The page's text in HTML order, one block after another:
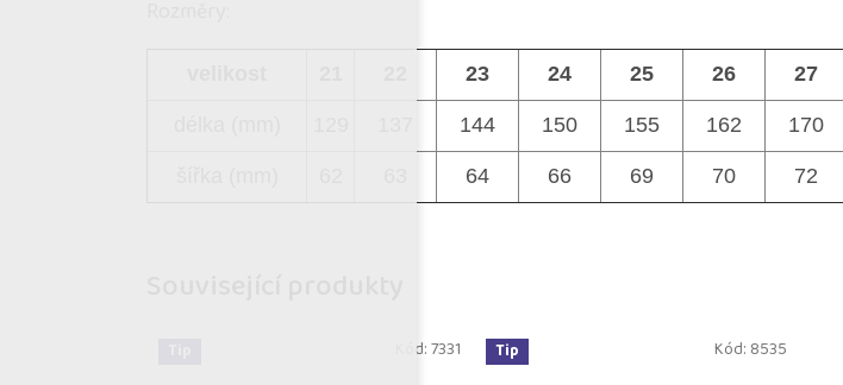
Kód:7331 Tip Kód: 8535
23 24 25 26 27
144 150 155 162 170
64 66 69 70 72